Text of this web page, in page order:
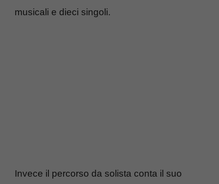
musicali e dieci singoli.
Invece il percorso da solista conta il suo